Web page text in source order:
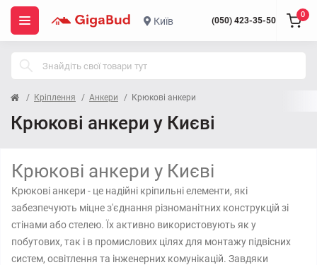
Київ (050) 423-35-50
0
Кріплення Анкери Крюкові анкери
Крюкові анкери у Києві
Крюкові анкери у Києві
Крюкові анкери - це надійні кріпильні елементи, які
забезпечують міцне з'єднання різноманітних конструкцій зі
стінами або стелею. Їх активно використовують як у
побутових, так і в промислових цілях для монтажу підвісних
систем, освітлення та інженерних комунікацій. Завдяки